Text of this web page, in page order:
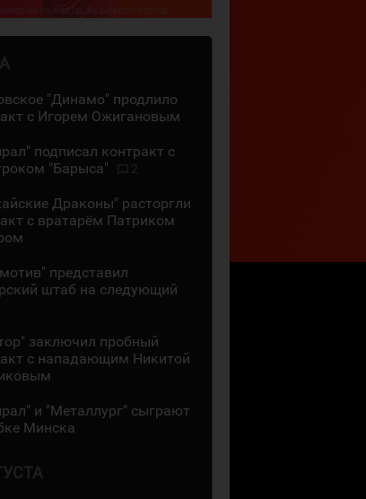
"Динамо" продлило
с Игорем Ожигановым
подписал контракт с
"Барыса"
Драконы" расторгли
с вратарём Патриком
представил
штаб на следующий
заключил пробный
с нападающим Никитой
и "Металлург" сыграют
Минска